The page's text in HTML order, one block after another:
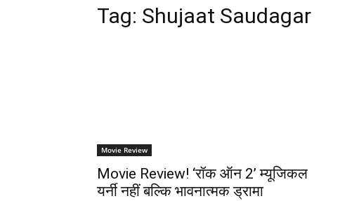
Tag: Shujaat Saudagar
Movie Review
Movie Review! ‘रॉक ऑन 2’ म्‍यूजिकल
यर्नी नहीं बल्‍कि भावनात्‍मक ड्रामा